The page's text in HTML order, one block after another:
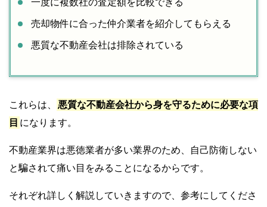
売却物件に合った仲介業者を紹介してもらえる
悪質な不動産会社は排除されている
これらは、
悪質な不動産会社から身を守るために必要な項
目 になります。
不動産業界は悪徳業者が多い業界のため、自己防衛しない
と騙されて痛い目をみることになるからです。
それぞれ詳しく解説していきますので、参考にしてくださ